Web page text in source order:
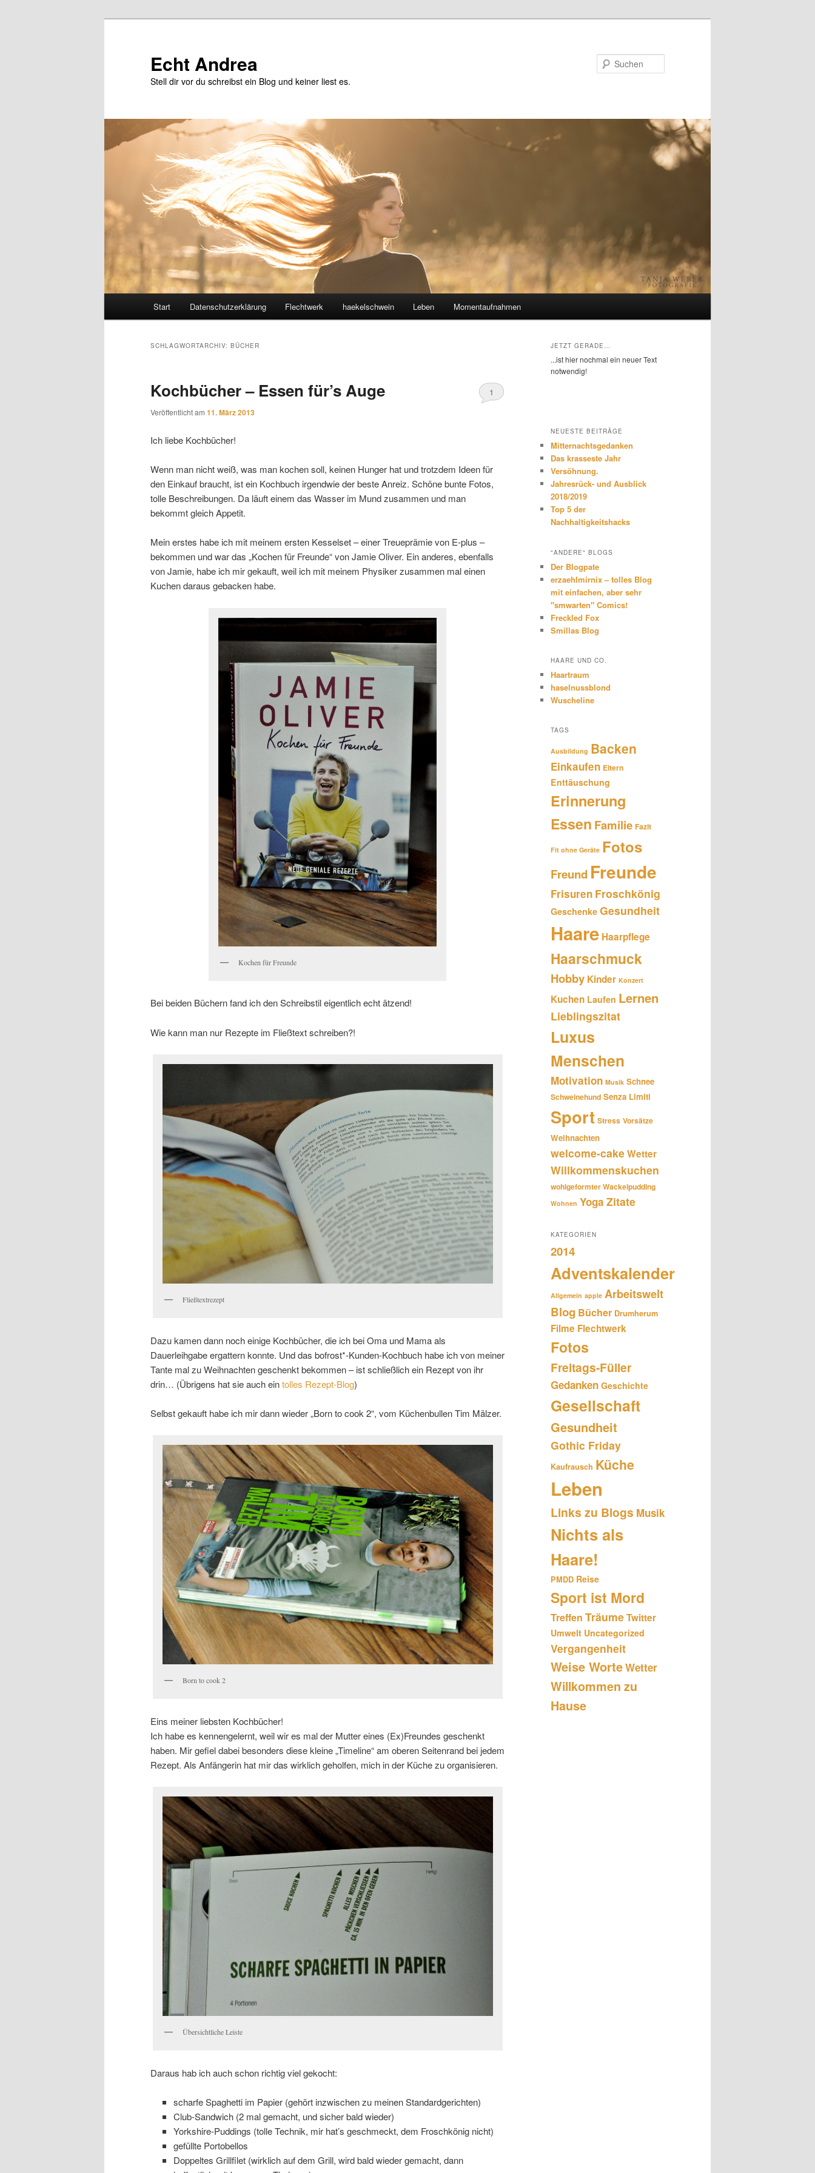
Echt Andrea
Stell dir vor du schreibst ein Blog und keiner liest es.
Start Datenschutzerklärung Flechtwerk haekelschwein Leben Momentaufnahmen
SCHLAGWORTARCHIV: BÜCHER
Kochbücher – Essen für’s Auge
Veröffentlicht am 11. März 2013
1
Ich liebe Kochbücher!
Wenn man nicht weiß, was man kochen soll, keinen Hunger hat und trotzdem Ideen für
den Einkauf braucht, ist ein Kochbuch irgendwie der beste Anreiz. Schöne bunte Fotos,
tolle Beschreibungen. Da läuft einem das Wasser im Mund zusammen und man
bekommt gleich Appetit.
Mein erstes habe ich mit meinem ersten Kesselset – einer Treueprämie von E-plus –
bekommen und war das „Kochen für Freunde“ von Jamie Oliver. Ein anderes, ebenfalls
von Jamie, habe ich mir gekauft, weil ich mit meinem Physiker zusammen mal einen
Kuchen daraus gebacken habe.
Kochen für Freunde
Bei beiden Büchern fand ich den Schreibstil eigentlich echt ätzend!
Wie kann man nur Rezepte im Fließtext schreiben?!
Fließtextrezept
Dazu kamen dann noch einige Kochbücher, die ich bei Oma und Mama als
Dauerleihgabe ergattern konnte. Und das bofrost*-Kunden-Kochbuch habe ich von meiner
Tante mal zu Weihnachten geschenkt bekommen – ist schließlich ein Rezept von ihr
drin… (Übrigens hat sie auch eintolles Rezept-Blog)
Selbst gekauft habe ich mir dann wieder „Born to cook 2“, vom Küchenbullen Tim Mälzer.
Born to cook 2
Eins meiner liebsten Kochbücher!
Ich habe es kennengelernt, weil wir es mal der Mutter eines (Ex)Freundes geschenkt
haben. Mir gefiel dabei besonders diese kleine „Timeline“ am oberen Seitenrand bei jedem
Rezept. Als Anfängerin hat mir das wirklich geholfen, mich in der Küche zu organisieren.
Übersichtliche Leiste
Daraus hab ich auch schon richtig viel gekocht:
scharfe Spaghetti im Papier (gehört inzwischen zu meinen Standardgerichten)
Club-Sandwich (2 mal gemacht, und sicher bald wieder)
Yorkshire-Puddings (tolle Technik, mir hat’s geschmeckt, dem Froschkönig nicht)
gefüllte Portobellos
Doppeltes Grillfilet (wirklich auf dem Grill, wird bald wieder gemacht, dann
JETZT GERADE…
...ist hier nochmal ein neuer Text
notwendig!
NEUESTE BEITRÄGE
Mitternachtsgedanken
Das krasseste Jahr
Versöhnung.
Jahresrück- und Ausblick
2018/2019
Top 5 der
Nachhaltigkeitshacks
"ANDERE" BLOGS
Der Blogpate
erzaehlmirnix – tolles Blog
mit einfachen, aber sehr
"smwarten" Comics!
Freckled Fox
Smillas Blog
HAARE UND CO.
Haartraum
haselnussblond
Wuscheline
TAGS
Ausbildung Backen
Einkaufen Eltern
Enttäuschung
Erinnerung
Essen Familie Fazit
Fit ohne Geräte Fotos
Freund Freunde
Frisuren Froschkönig
Geschenke Gesundheit
Haare Haarpflege
Haarschmuck
Hobby Kinder Konzert
Kuchen Laufen Lernen
Lieblingszitat
Luxus
Menschen
Motivation Musik Schnee
Schweinehund Senza Limiti
Sport Stress Vorsätze
Weihnachten
welcome-cakeWetter
Willkommenskuchen
wohlgeformter Wackelpudding
Wohnen Yoga Zitate
KATEGORIEN
2014
Adventskalender
Allgemein apple Arbeitswelt
Blog Bücher Drumherum
Filme Flechtwerk
Fotos
Freitags-Füller
Gedanken Geschichte
Gesellschaft
Gesundheit
Gothic Friday
Kaufrausch Küche
Leben
Links zu Blogs Musik
Nichts als
Haare!
PMDD Reise
Sport ist Mord
Treffen TräumeTwitter
Umwelt Uncategorized
Vergangenheit
Weise WorteWetter
Willkommen zu
Hause